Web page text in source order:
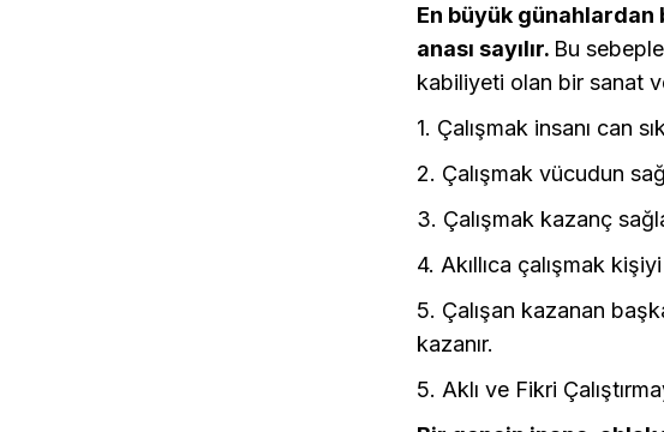
En büyük
anası sayılır. Bu
kabiliyeti olan bir sanat
1. Çalışmak insanı can
2. Çalışmak vücudun
3. Çalışmak kazanç
4. Akıllıca çalışmak
5. Çalışan kazanan
kazanır.
5. Aklı ve Fikri